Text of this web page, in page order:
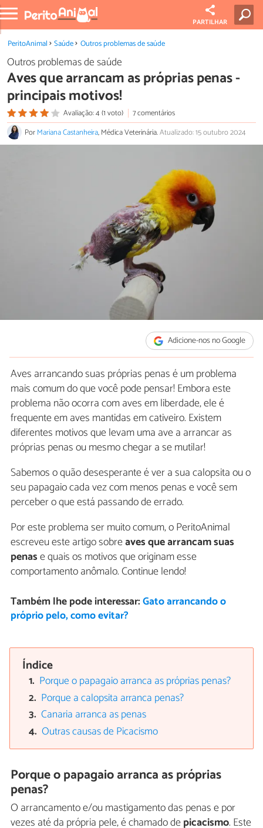
PARTILHAR
PeritoAnimal Saúde Outros problemas de saúde
Outros problemas de saúde
Aves que arrancam as próprias penas -
principais motivos!
Avaliação: 4 (1 voto)
7 comentários
PorMariana Castanheira, Médica Veterinária.Atualizado: 15 outubro 2024
Adicione-nos no Google
Aves arrancando suas próprias penas é um problema
mais comum do que você pode pensar! Embora este
problema não ocorra com aves em liberdade, ele é
frequente em aves mantidas em cativeiro. Existem
diferentes motivos que levam uma ave a arrancar as
próprias penas ou mesmo chegar a se mutilar!
Sabemos o quão desesperante é ver a sua calopsita ou o
seu papagaio cada vez com menos penas e você sem
perceber o que está passando de errado.
Por este problema ser muito comum, o PeritoAnimal
escreveu este artigo sobreaves que arrancam suas
penase quais os motivos que originam esse
comportamento anômalo. Continue lendo!
Também lhe pode interessar:Gato arrancando o
próprio pelo, como evitar?
Índice
Porque o papagaio arranca as próprias penas?
Porque a calopsita arranca penas?
Canaria arranca as penas
Outras causas de Picacismo
Porque o papagaio arranca as próprias
penas?
O arrancamento e/ou mastigamento das penas e por
vezes até da própria pele, é chamado depicacismo. Este